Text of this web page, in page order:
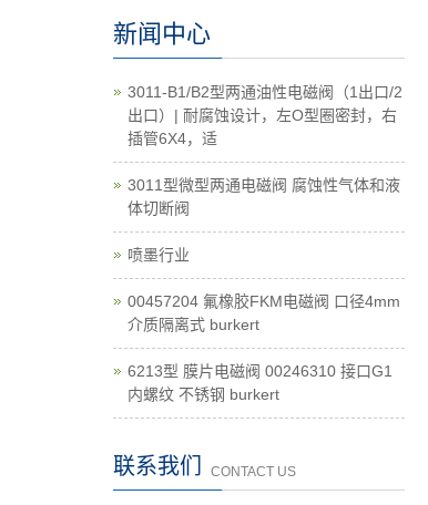
新闻中心
3011-B1/B2型两通油性电磁阀（1出口/2
出口）| 耐腐蚀设计，左O型圈密封，右
插管6X4，适
3011型微型两通电磁阀 腐蚀性气体和液
体切断阀
喷墨行业
00457204 氟橡胶FKM电磁阀 口径4mm
介质隔离式 burkert
6213型 膜片电磁阀 00246310 接口G1
内螺纹 不锈钢 burkert
联系我们 CONTACT US